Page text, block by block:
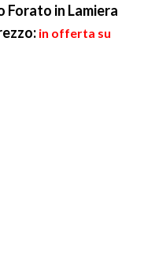
Forato in Lamiera
in offerta su